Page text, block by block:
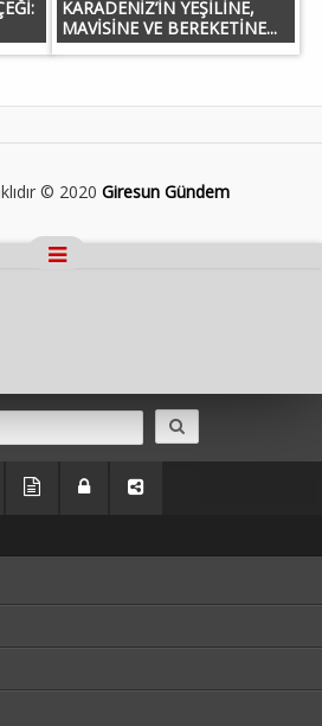
KARADENİZ’İN YEŞİLİNE,
MAVİSİNE VE BEREKETİNE...
© 2020 Giresun Gündem